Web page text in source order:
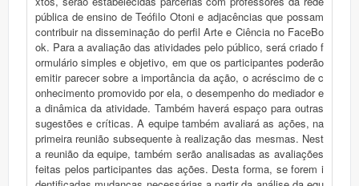
pública de ensino de Teófilo Otoni e adjacências que possam
contribuir na disseminação do perfil Arte e Ciência no FaceBo
ok. Para a avaliação das atividades pelo público, será criado f
ormulário simples e objetivo, em que os participantes poderão
emitir parecer sobre a importância da ação, o acréscimo de c
onhecimento promovido por ela, o desempenho do mediador e
a dinâmica da atividade. Também haverá espaço para outras
sugestões e críticas. A equipe também avaliará as ações, na
primeira reunião subsequente à realização das mesmas. Nest
a reunião da equipe, também serão analisadas as avaliações
feitas pelos participantes das ações. Desta forma, se forem i